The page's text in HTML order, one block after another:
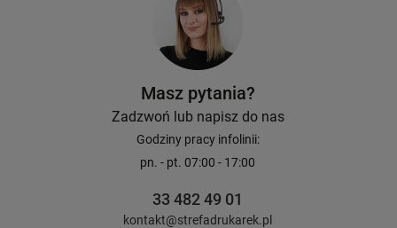
Masz pytania?
Zadzwoń lub napisz do nas
Godziny pracy infolinii:
pn. - pt. 07:00 - 17:00
33 482 49 01
kontakt@strefadrukarek.pl